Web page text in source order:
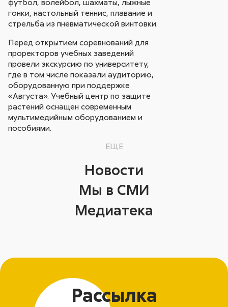
футбол, волейбол, шахматы, лыжные
гонки, настольный теннис, плавание и
стрельба из пневматической винтовки.
Перед открытием соревнований для
проректоров учебных заведений
провели экскурсию по университету,
где в том числе показали аудиторию,
оборудованную при поддержке
«Августа». Учебный центр по защите
растений оснащен современным
мультимедийным оборудованием и
пособиями.
ЕЩЕ
Новости
Мы в СМИ
Медиатека
Рассылка